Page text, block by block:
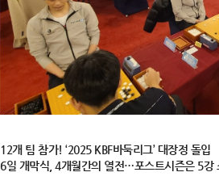
12개 팀 참가! ‘2025 KBF바둑리그’ 대장정 돌입
6일 개막식, 4개월간의 열전…포스트시즌은 5강